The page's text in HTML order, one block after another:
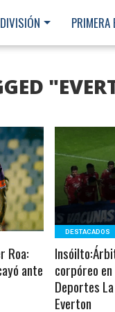
PRIMERA
Roa:
ante
DESTACADOS
corpóreo
Deportes
Everton